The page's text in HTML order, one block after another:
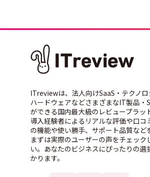
ITreviewは、法人向けSaaS・テクノロ
ハードウェアなどさまざまなIT製品・
ができる国内最大級のレビュープラッ
導入経験者によるリアルな評価や口コ
の機能や使い勝手、サポート品質など
まずは実際のユーザーの声をチェック
い。あなたのビジネスにぴったりの選
かります。